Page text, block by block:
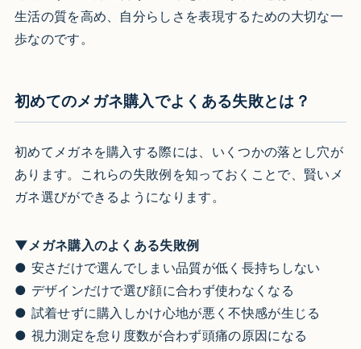
生活の質を高め、自分らしさを表現するための大切な一
歩なのです。
初めてのメガネ購入でよくある失敗とは？
初めてメガネを購入する際には、いくつかの落とし穴が
あります。これらの失敗例を知っておくことで、賢いメ
ガネ選びができるようになります。
▼メガネ購入のよくある失敗例
● 安さだけで選んでしまい品質が低く長持ちしない
● デザインだけで選び顔に合わず使わなくなる
● 試着せずに購入しかけ心地が悪く不快感が生じる
● 視力測定を怠り度数が合わず頭痛の原因になる